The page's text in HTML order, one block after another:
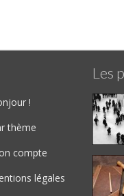
!
thème
compte
légales
Les